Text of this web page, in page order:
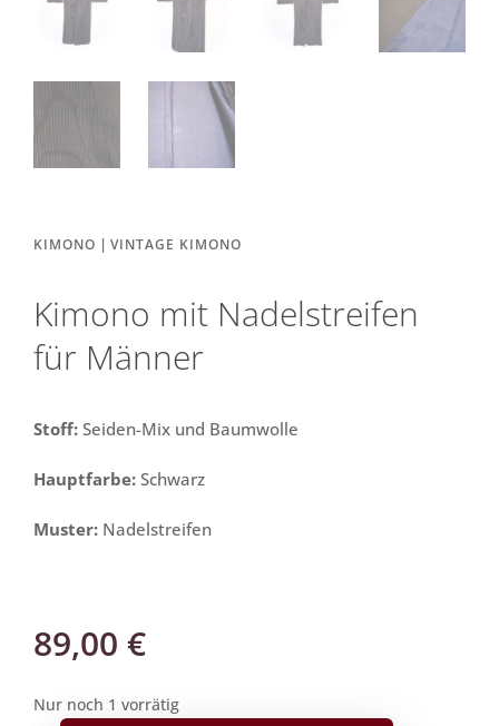
KIMONO | VINTAGE KIMONO
Kimono mit Nadelstreifen
für Männer
Stoff: Seiden-Mix und Baumwolle
Hauptfarbe: Schwarz
Muster: Nadelstreifen
89,00 €
Nur noch 1 vorrätig